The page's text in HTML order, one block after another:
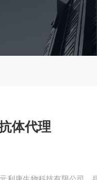
体代理